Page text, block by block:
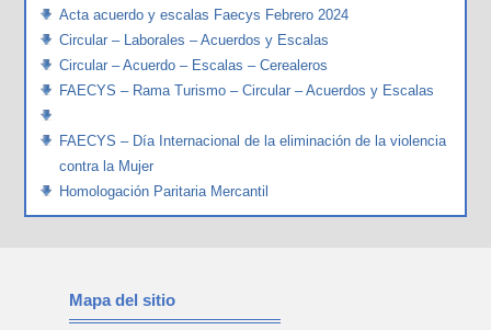
Acta acuerdo y escalas Faecys Febrero 2024
Circular – Laborales – Acuerdos y Escalas
Circular – Acuerdo – Escalas – Cerealeros
FAECYS – Rama Turismo – Circular – Acuerdos y Escalas
FAECYS – Día Internacional de la eliminación de la violencia
contra la Mujer
Homologación Paritaria Mercantil
Mapa del sitio